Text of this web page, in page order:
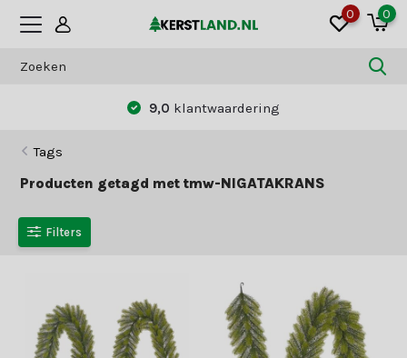
0 0
9,0 klantwaardering
Tags
Producten getagd met tmw-NIGATAKRANS
Filters